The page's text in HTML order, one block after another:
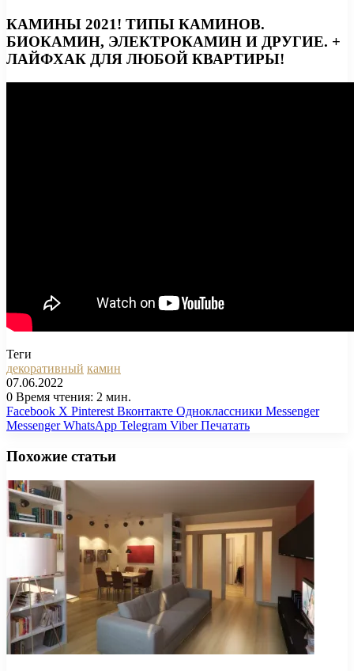
КАМИНЫ 2021! ТИПЫ КАМИНОВ.
БИОКАМИН, ЭЛЕКТРОКАМИН И ДРУГИЕ. +
ЛАЙФХАК ДЛЯ ЛЮБОЙ КВАРТИРЫ!
Теги
декоративный камин
07.06.2022
0 Время чтения: 2 мин.
Facebook X Pinterest Вконтакте Одноклассники Messenger
Messenger WhatsApp Telegram Viber Печатать
Похожие статьи